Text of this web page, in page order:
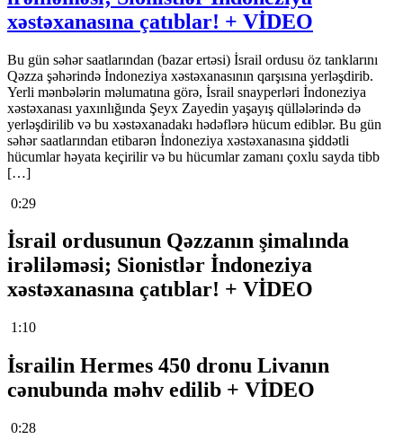
xəstəxanasına çatıblar! + VİDEO
Bu gün səhər saatlarından (bazar ertəsi) İsrail ordusu öz tanklarını
Qəzza şəhərində İndoneziya xəstəxanasının qarşısına yerləşdirib.
Yerli mənbələrin məlumatına görə, İsrail snayperləri İndoneziya
xəstəxanası yaxınlığında Şeyx Zayedin yaşayış qüllələrində də
yerləşdirilib və bu xəstəxanadakı hədəflərə hücum ediblər. Bu gün
səhər saatlarından etibarən İndoneziya xəstəxanasına şiddətli
hücumlar həyata keçirilir və bu hücumlar zamanı çoxlu sayda tibb
[…]
0:29
İsrail ordusunun Qəzzanın şimalında
irəliləməsi; Sionistlər İndoneziya
xəstəxanasına çatıblar! + VİDEO
1:10
İsrailin Hermes 450 dronu Livanın
cənubunda məhv edilib + VİDEO
0:28